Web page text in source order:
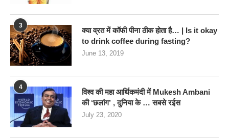
3
क्या व्रत में कॉफी पीना ठीक होता है… | Is it okay
to drink coffee during fasting?
June 13, 2019
4
विश्व की महा आर्थिकमंदी में Mukesh Ambani
की ‘छलांग’ , दुनिया के … सबसे रईस
July 23, 2020